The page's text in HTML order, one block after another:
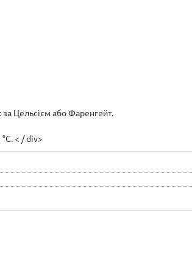
Цельсієм або Фаренгейт.
< / div>